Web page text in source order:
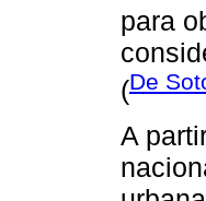
para
(De
A